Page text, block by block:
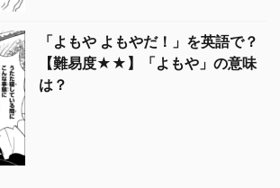
「よもや よもやだ！」を英語で？
【難易度★★】「よもや」の意味
は？